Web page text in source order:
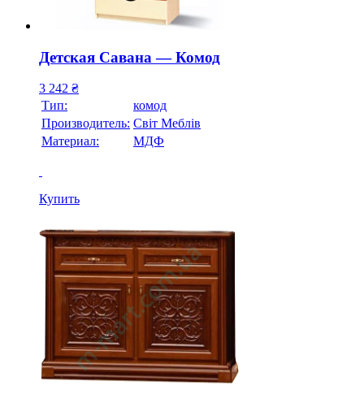
Детская Савана — Комод
3 242 ₴
Тип:
комод
Производитель: Свiт Меблiв
Материал:
МДФ
Купить